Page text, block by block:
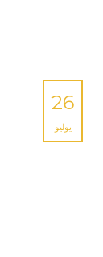
26
يوليو